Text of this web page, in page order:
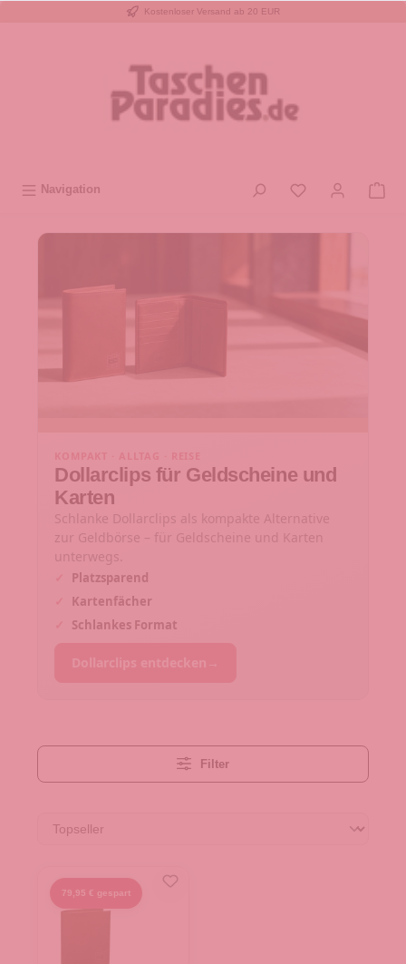
Kostenloser Versand ab 20 EUR
Navigation
Dollarclips für Geldscheine und
Karten
Schlanke Dollarclips als kompakte Alternative
zur Geldbörse – für Geldscheine und Karten
unterwegs.
Platzsparend
Kartenfächer
Schlankes Format
Filter
79,95 € gespart